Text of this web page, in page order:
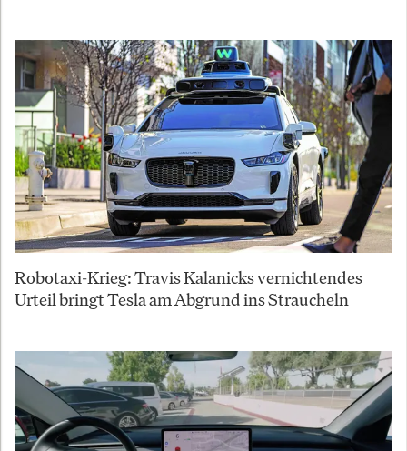
Robotaxi-Krieg: Travis Kalanicks vernichtendes
Urteil bringt Tesla am Abgrund ins Straucheln